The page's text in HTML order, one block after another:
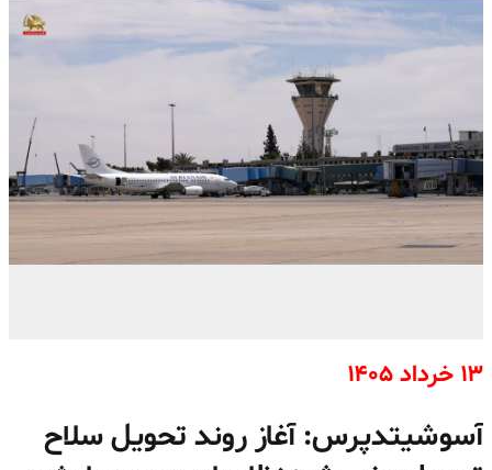
۱۳ خرداد ۱۴۰۵
آسوشیتدپرس: آغاز روند تحویل سلاح